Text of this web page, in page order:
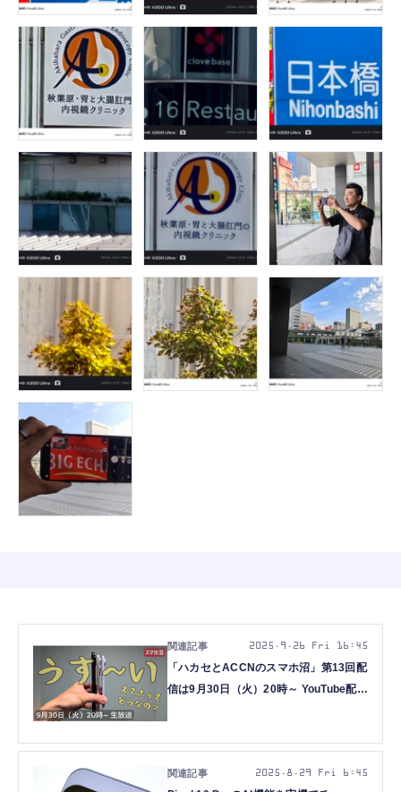
「ハカセとACCNのスマホ沼」第13回配
信は9月30日（火）20時～ YouTube配信
2025.9.26 Fri 16:45
2025.8.29 Fri 6:45